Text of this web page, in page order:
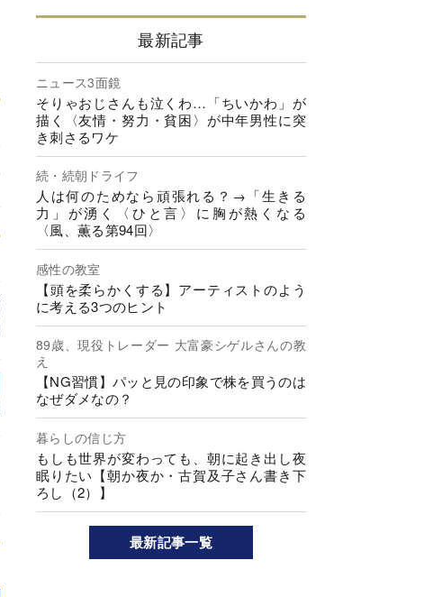
最新記事
ニュース3面鏡
そりゃおじさんも泣くわ…「ちいかわ」が
描く〈友情・努力・貧困〉が中年男性に突
き刺さるワケ
続・続朝ドライフ
人は何のためなら頑張れる？→「生きる
力」が湧く〈ひと言〉に胸が熱くなる
〈風、薫る第94回〉
感性の教室
【頭を柔らかくする】アーティストのよう
に考える3つのヒント
89歳、現役トレーダー 大富豪シゲルさんの教
え
【NG習慣】パッと見の印象で株を買うのは
なぜダメなの？
暮らしの信じ方
もしも世界が変わっても、朝に起き出し夜
眠りたい【朝か夜か・古賀及子さん書き下
ろし（2）】
最新記事一覧